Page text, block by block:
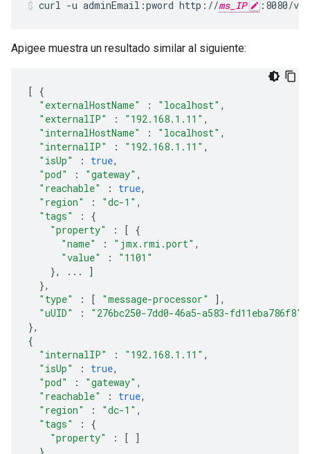
curl -u adminEmail:pword http://ms_IP :8080/
Apigee muestra un resultado similar al siguiente:
[ {
"externalHostName"
: "localhost" ,
"externalIP"
: "192.168.1.11" ,
"internalHostName"
: "localhost" ,
"internalIP"
: "192.168.1.11" ,
"isUp"
: true,
"pod"
: "gateway" ,
"reachable"
: true,
"region"
: "dc-1" ,
"tags"
:
{
"property"
: [ {
"name"
: "jmx.rmi.port" ,
"value"
:
"1101"
},
...
]
},
"type"
: [ "message-processor"
],
"uUID"
:
"276bc250-7dd0-46a5-a583-fd11eba786f8"
},
{
"internalIP"
: "192.168.1.11" ,
"isUp"
: true,
"pod"
: "gateway" ,
"reachable"
: true,
"region"
: "dc-1" ,
"tags"
:
{
"property"
: [
]
},